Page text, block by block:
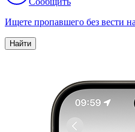
Ищете пропавшего без вести
Найти